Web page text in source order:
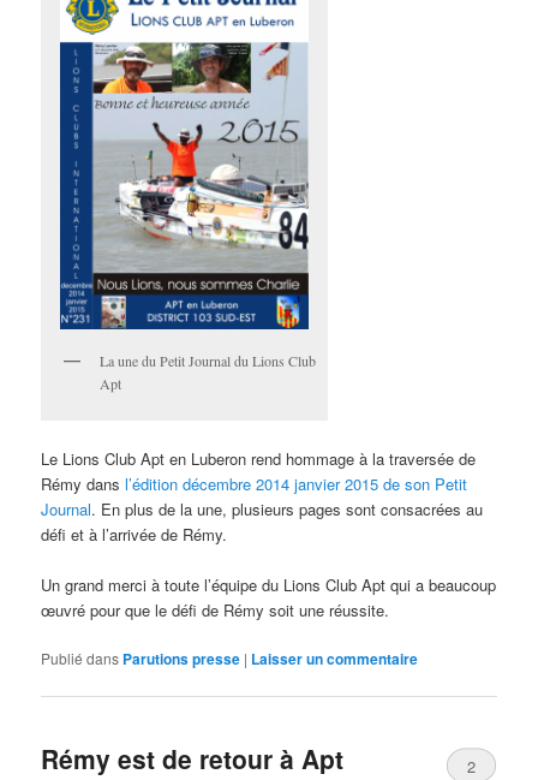
La une du Petit Journal du Lions Club
Apt
Le Lions Club Apt en Luberon rend hommage à la traversée de
Rémy dansl’édition décembre 2014 janvier 2015 de son Petit
Journal. En plus de la une, plusieurs pages sont consacrées au
défi et à l’arrivée de Rémy.
Un grand merci à toute l’équipe du Lions Club Apt qui a beaucoup
œuvré pour que le défi de Rémy soit une réussite.
Publié dans Parutions presse | Laisser un commentaire
Rémy est de retour à Apt 2